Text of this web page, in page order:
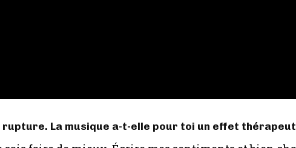
La musique a-t-elle pour toi un effet